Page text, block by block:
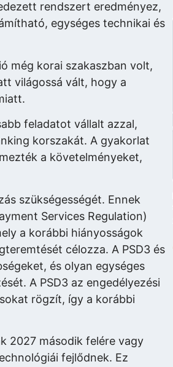
rendszert eredményez,
egységes technikai és
még korai szakaszban volt,
világossá vált, hogy a
feladatot vállalt azzal,
korszakát. A gyakorlat
a követelményeket,
szükségességét. Ennek
Services Regulation)
a korábbi hiányosságok
célozza. A PSD3 és
és olyan egységes
A PSD3 az engedélyezési
rögzít, így a korábbi
2027 második felére vagy
fejlődnek. Ez